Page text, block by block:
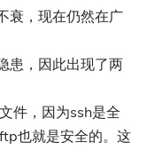
衰，现在仍然在广
患，因此出现了两
件，因为ssh是全
也就是安全的。这